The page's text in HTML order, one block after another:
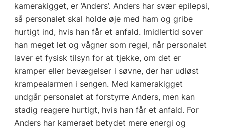
kamerakigget, er ’Anders’. Anders har svær epilepsi,
så personalet skal holde øje med ham og gribe
hurtigt ind, hvis han får et anfald. Imidlertid sover
han meget let og vågner som regel, når personalet
laver et fysisk tilsyn for at tjekke, om det er
kramper eller bevægelser i søvne, der har udløst
krampealarmen i sengen. Med kamerakigget
undgår personalet at forstyrre Anders, men kan
stadig reagere hurtigt, hvis han får et anfald. For
Anders har kameraet betydet mere energi og